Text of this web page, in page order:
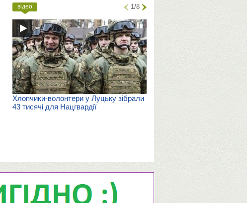
відео 1/8
Хлопчики-волонтери у Луцьку зібрали
43 тисячі для Нацгвардії